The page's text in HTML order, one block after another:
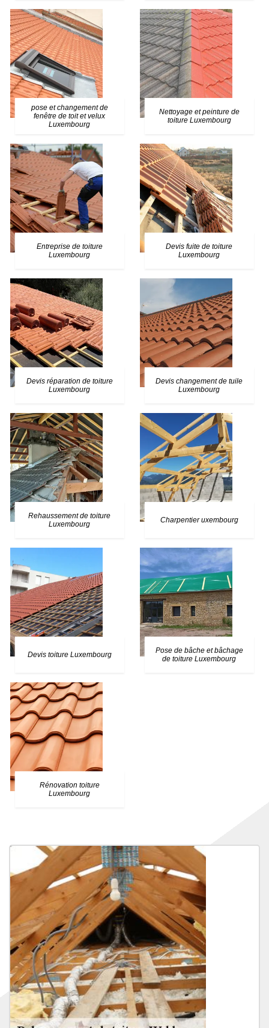
pose et changement de
fenêtre de toit et velux
Luxembourg
Nettoyage et peinture de
toiture Luxembourg
Entreprise de toiture
Luxembourg
Devis fuite de toiture
Luxembourg
Devis réparation de toiture
Luxembourg
Devis changement de tuile
Luxembourg
Rehaussement de toiture
Luxembourg
Charpentier uxembourg
Devis toiture Luxembourg
Pose de bâche et bâchage
de toiture Luxembourg
Rénovation toiture
Luxembourg